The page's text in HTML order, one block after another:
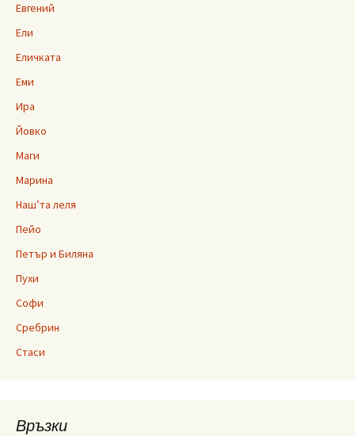
Евгений
Ели
Еличката
Еми
Ира
Йовко
Маги
Марина
Наш’та леля
Пейо
Петър и Биляна
Пухи
Софи
Сребрин
Стаси
Връзки